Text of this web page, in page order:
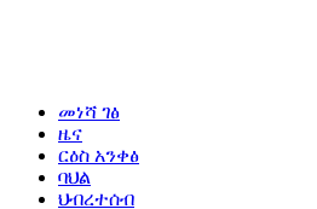
መነሻ ገፅ
ዜና
ርዕስ አንቀፅ
ባህል
ህብረተሰብ